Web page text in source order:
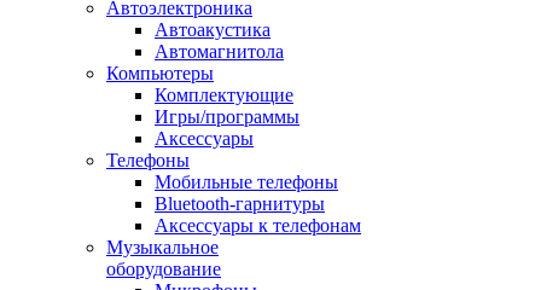
Автоэлектроника
Автоакустика
Автомагнитола
Компьютеры
Комплектующие
Игры/программы
Аксессуары
Телефоны
Мобильные телефоны
Bluetooth-гарнитуры
Аксессуары к телефонам
Музыкальное
оборудование